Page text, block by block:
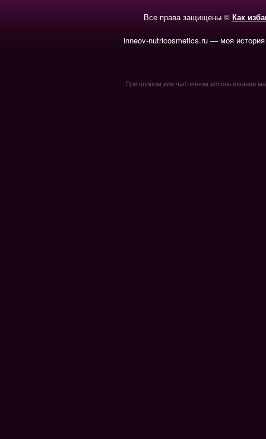
Все права защищены © Как
inneov-nutricosmetics.ru — моя
При полном или частичном использовании